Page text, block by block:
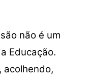
não é um
Educação.
acolhendo,